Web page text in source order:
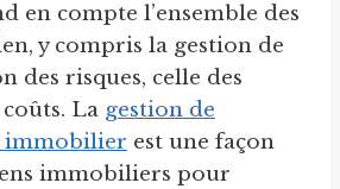
en compte l’ensemble des
y compris la gestion de
des risques, celle des
La gestion de
immobilier est une façon
immobiliers pour